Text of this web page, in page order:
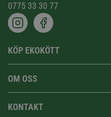
0775 33 30 77
KÖP EKOKÖTT
OM OSS
KONTAKT